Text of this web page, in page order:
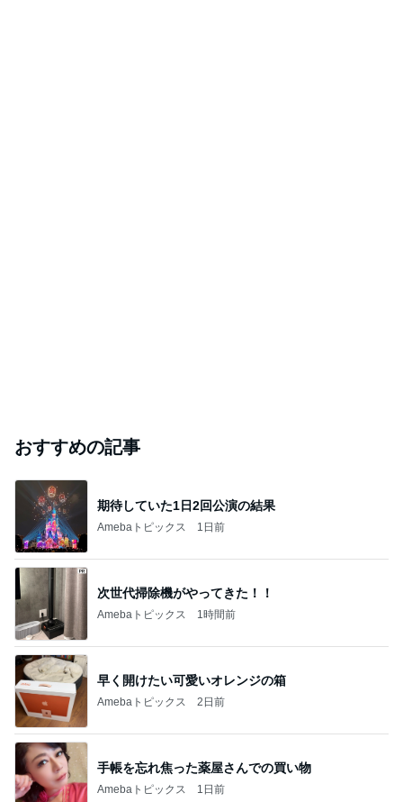
おすすめの記事
期待していた1日2回公演の結果
Amebaトピックス 1日前
次世代掃除機がやってきた！！
Amebaトピックス 1時間前
早く開けたい可愛いオレンジの箱
Amebaトピックス 2日前
手帳を忘れ焦った薬屋さんでの買い物
Amebaトピックス 1日前